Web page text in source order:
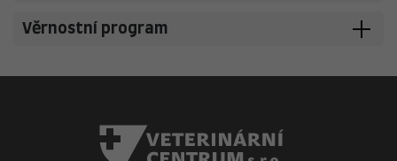
Věrnostní program